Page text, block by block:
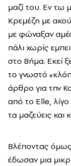
μαζί του. Εν τω
Κρεμέζη με
με φώναξαν
πάλι χωρίς
στο Βήμα. Εκεί
το γνωστό
άρθρο για την
από το Elle,
τα μαζεύεις και
Βλέποντας
έδωσαν μια